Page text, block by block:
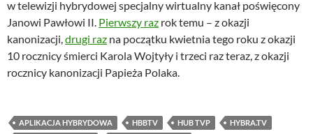
w telewizji hybrydowej specjalny wirtualny kanał poświęcony
Janowi Pawłowi II. Pierwszy raz rok temu – z okazji
kanonizacji,drugi raz na początku kwietnia tego roku z okazji
10 rocznicy śmierci Karola Wojtyły i trzeci raz teraz, z okazji
rocznicy kanonizacji Papieża Polaka.
APLIKACJA HYBRYDOWA HBBTV HUB TVP
HYBRA.TV